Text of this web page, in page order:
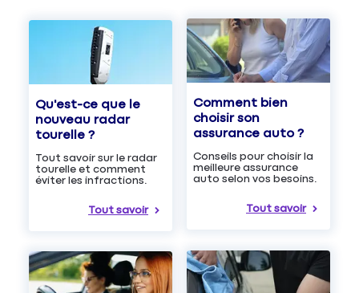
Qu'est-ce que le
nouveau radar
tourelle ?
Tout savoir sur le radar
tourelle et comment
éviter les infractions.
Tout savoir
Comment bien
choisir son
assurance auto ?
Conseils pour choisir la
meilleure assurance
auto selon vos besoins.
Tout savoir